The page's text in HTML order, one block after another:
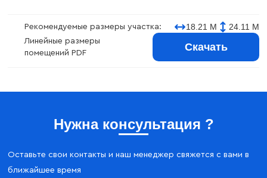
Рекомендуемые размеры участка: 18.21 М 24.11 М
Линейные размеры
помещений PDF
Скачать
Нужна консультация ?
Оставьте свои контакты и наш менеджер свяжется с вами в
ближайшее время